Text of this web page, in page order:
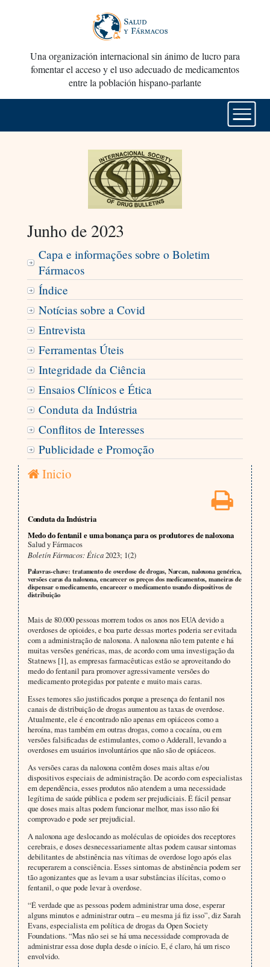
Una organización internacional sin ánimo de lucro para
fomentar el acceso y el uso adecuado de medicamentos
entre la población hispano-parlante
Junho de 2023
Capa e informações sobre o Boletim
Fármacos
Índice
Notícias sobre a Covid
Entrevista
Ferramentas Úteis
Integridade da Ciência
Ensaios Clínicos e Ética
Conduta da Indústria
Conflitos de Interesses
Publicidade e Promoção
Inicio
Conduta da Indústria
Medo do fentanil e uma bonança para os produtores de naloxona
Salud y Fármacos
Boletín Fármacos: Ética2023; 1(2)
Palavras-chave: tratamento de overdose de drogas, Narcan, naloxona genérica,
versões caras da naloxona, encarecer os preços dos medicamentos, maneiras de
dispensar o medicamento, encarecer o medicamento usando dispositivos de
distribuição
Mais de 80.000 pessoas morrem todos os anos nos EUA devido a
overdoses de opioides, e boa parte dessas mortes poderia ser evitada
com a administração de naloxona. A naloxona não tem patente e há
muitas versões genéricas, mas, de acordo com uma investigação da
Statnews [1], as empresas farmacêuticas estão se aproveitando do
medo do fentanil para promover agressivamente versões do
medicamento protegidas por patente e muito mais caras.
Esses temores são justificados porque a presença do fentanil nos
canais de distribuição de drogas aumentou as taxas de overdose.
Atualmente, ele é encontrado não apenas em opiáceos como a
heroína, mas também em outras drogas, como a cocaína, ou em
versões falsificadas de estimulantes, como o Adderall, levando a
overdoses em usuários involuntários que não são de opiáceos.
As versões caras da naloxona contêm doses mais altas e/ou
dispositivos especiais de administração. De acordo com especialistas
em dependência, esses produtos não atendem a uma necessidade
legítima de saúde pública e podem ser prejudiciais. É fácil pensar
que doses mais altas podem funcionar melhor, mas isso não foi
comprovado e pode ser prejudicial.
A naloxona age deslocando as moléculas de opioides dos receptores
cerebrais, e doses desnecessariamente altas podem causar sintomas
debilitantes de abstinência nas vítimas de overdose logo após elas
recuperarem a consciência. Esses sintomas de abstinência podem ser
tão agonizantes que as levam a usar substâncias ilícitas, como o
fentanil, o que pode levar à overdose.
“É verdade que as pessoas podem administrar uma dose, esperar
alguns minutos e administrar outra – eu mesma já fiz isso”, diz Sarah
Evans, especialista em política de drogas da Open Society
Foundations. “Mas não sei se há uma necessidade comprovada de
administrar essa dose dupla desde o início. E, é claro, há um risco
envolvido.